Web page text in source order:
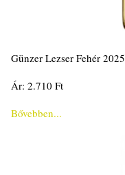
Günzer Lezser Fehér 2025
Ár: 2.710 Ft
Bővebben...